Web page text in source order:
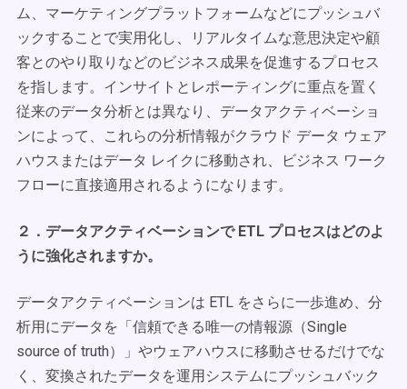
ム、マーケティングプラットフォームなどにプッシュバ
ックすることで実用化し、リアルタイムな意思決定や顧
客とのやり取りなどのビジネス成果を促進するプロセス
を指します。インサイトとレポーティングに重点を置く
従来のデータ分析とは異なり、データアクティベーショ
ンによって、これらの分析情報がクラウド データ ウェア
ハウスまたはデータ レイクに移動され、ビジネス ワーク
フローに直接適用されるようになります。
２．データアクティベーションで ETL プロセスはどのよ
うに強化されますか。
データアクティベーションは ETL をさらに一歩進め、分
析用にデータを「信頼できる唯一の情報源（Single
source of truth）」やウェアハウスに移動させるだけでな
く、変換されたデータを運用システムにプッシュバック